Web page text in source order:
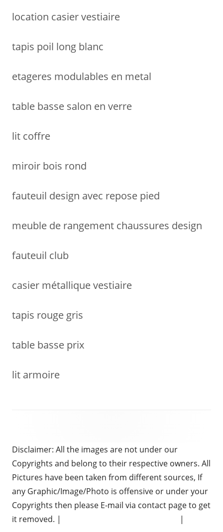
location casier vestiaire
tapis poil long blanc
etageres modulables en metal
table basse salon en verre
lit coffre
miroir bois rond
fauteuil design avec repose pied
meuble de rangement chaussures design
fauteuil club
casier métallique vestiaire
tapis rouge gris
table basse prix
lit armoire
Disclaimer: All the images are not under our
Copyrights and belong to their respective owners. All
Pictures have been taken from different sources, If
any Graphic/Image/Photo is offensive or under your
Copyrights then please E-mail via contact page to get
it removed. |
|